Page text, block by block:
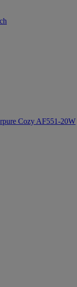
Cozy AF551-20W